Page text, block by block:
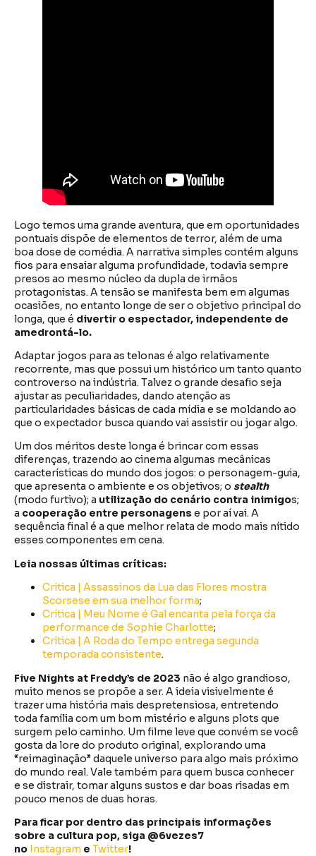
Logo temos uma grande aventura, que em oportunidades
pontuais dispõe de elementos de terror, além de uma
boa dose de comédia. A narrativa simples contém alguns
fios para ensaiar alguma profundidade, todavia sempre
presos ao mesmo núcleo da dupla de irmãos
protagonistas. A tensão se manifesta bem em algumas
ocasiões, no entanto longe de ser o objetivo principal do
longa, que é divertir o espectador, independente de
amedrontá-lo.
Adaptar jogos para as telonas é algo relativamente
recorrente, mas que possui um histórico um tanto quanto
controverso na indústria. Talvez o grande desafio seja
ajustar as peculiaridades, dando atenção as
particularidades básicas de cada mídia e se moldando ao
que o expectador busca quando vai assistir ou jogar algo.
Um dos méritos deste longa é brincar com essas
diferenças, trazendo ao cinema algumas mecânicas
características do mundo dos jogos: o personagem-guia,
que apresenta o ambiente e os objetivos; o stealth
(modo furtivo); a utilização do cenário contra inimigos;
a cooperação entre personagens e por aí vai. A
sequência final é a que melhor relata de modo mais nítido
esses componentes em cena.
Leia nossas últimas críticas:
Crítica | Assassinos da Lua das Flores mostra
Scorsese em sua melhor forma;
Crítica | Meu Nome é Gal encanta pela força da
performance de Sophie Charlotte;
Crítica | A Roda do Tempo entrega segunda
temporada consistente.
Five Nights at Freddy’s de 2023 não é algo grandioso,
muito menos se propõe a ser. A ideia visivelmente é
trazer uma história mais despretensiosa, entretendo
toda família com um bom mistério e alguns plots que
surgem pelo caminho. Um filme leve que convém se você
gosta da lore do produto original, explorando uma
“reimaginação” daquele universo para algo mais próximo
do mundo real. Vale também para quem busca conhecer
e se distrair, tomar alguns sustos e dar boas risadas em
pouco menos de duas horas.
Para ficar por dentro das principais informações
sobre a cultura pop, siga @6vezes7
no Instagram e Twitter!